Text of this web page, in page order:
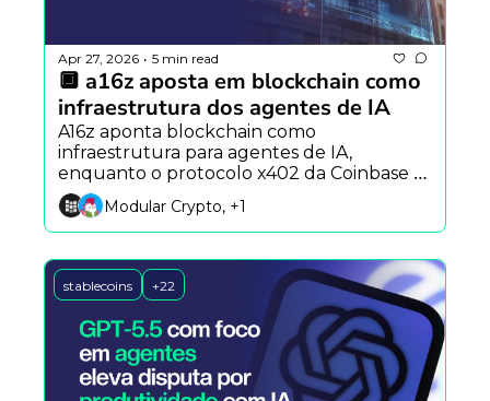
Apr 27, 2026 • 5 min read
🔲 a16z aposta em blockchain como
infraestrutura dos agentes de IA
A16z aponta blockchain como
infraestrutura para agentes de IA,
enquanto o protocolo x402 da Coinbase
cresce e o Brasil bloqueia Polymarket e
Kalshi.Modular Crypto, +1
stablecoins +22